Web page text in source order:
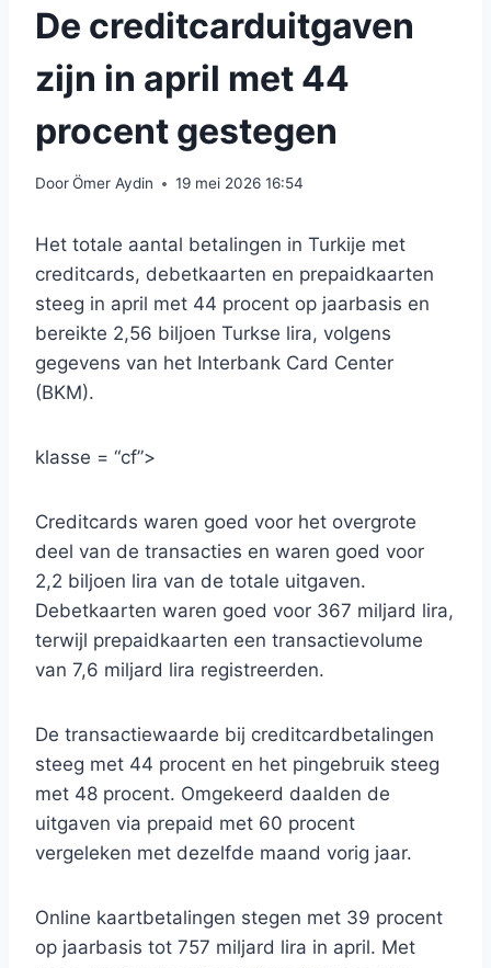
De creditcarduitgaven
zijn in april met 44
procent gestegen
DoorÖmer Aydin 19 mei 2026 16:54
Het totale aantal betalingen in Turkije met
creditcards, debetkaarten en prepaidkaarten
steeg in april met 44 procent op jaarbasis en
bereikte 2,56 biljoen Turkse lira, volgens
gegevens van het Interbank Card Center
(BKM).
klasse = “cf”>
Creditcards waren goed voor het overgrote
deel van de transacties en waren goed voor
2,2 biljoen lira van de totale uitgaven.
Debetkaarten waren goed voor 367 miljard lira,
terwijl prepaidkaarten een transactievolume
van 7,6 miljard lira registreerden.
De transactiewaarde bij creditcardbetalingen
steeg met 44 procent en het pingebruik steeg
met 48 procent. Omgekeerd daalden de
uitgaven via prepaid met 60 procent
vergeleken met dezelfde maand vorig jaar.
Online kaartbetalingen stegen met 39 procent
op jaarbasis tot 757 miljard lira in april. Met